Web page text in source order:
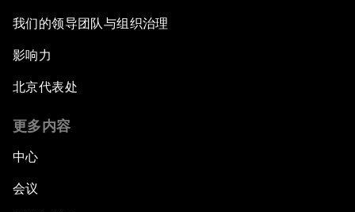
我们的领导团队与组织治理
影响力
北京代表处
更多内容
中心
会议